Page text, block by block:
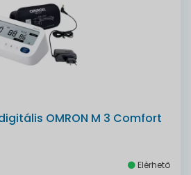
OMRON M 3 Comfort
Elérhető